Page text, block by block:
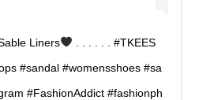
Liners
. . . . . . #TKEES
#sandal #womensshoes #sa
#FashionAddict #fashionph